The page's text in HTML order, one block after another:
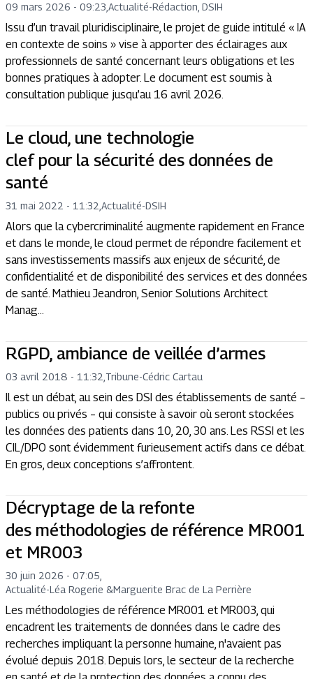
09 mars 2026 - 09:23 Actualité-Rédaction, DSIH
Issu d’un travail pluridisciplinaire, le projet de guide intitulé « IA
en contexte de soins » vise à apporter des éclairages aux
professionnels de santé concernant leurs obligations et les
bonnes pratiques à adopter. Le document est soumis à
consultation publique jusqu’au 16 avril 2026.
Le cloud, une technologie
clef pour la sécurité des données de
santé
31 mai 2022 - 11:32 Actualité-DSIH
Alors que la cybercriminalité augmente rapidement en France
et dans le monde, le cloud permet de répondre facilement et
sans investissements massifs aux enjeux de sécurité, de
confidentialité et de disponibilité des services et des données
de santé. Mathieu Jeandron, Senior Solutions Architect
Manag...
RGPD, ambiance de veillée d’armes
03 avril 2018 - 11:32 Tribune-Cédric Cartau
Il est un débat, au sein des DSI des établissements de santé –
publics ou privés – qui consiste à savoir où seront stockées
les données des patients dans 10, 20, 30 ans. Les RSSI et les
CIL/DPO sont évidemment furieusement actifs dans ce débat.
En gros, deux conceptions s’affrontent.
Décryptage de la refonte
des méthodologies de référence MR001
et MR003
30 juin 2026 - 07:05
Actualité-Léa Rogerie &Marguerite Brac de La Perrière
Les méthodologies de référence MR001 et MR003, qui
encadrent les traitements de données dans le cadre des
recherches impliquant la personne humaine, n'avaient pas
évolué depuis 2018. Depuis lors, le secteur de la recherche